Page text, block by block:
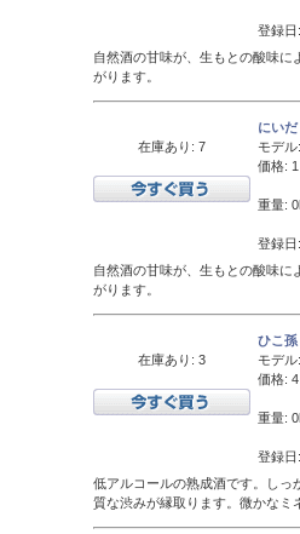
登録
自然酒の甘味が、生もとの酸味
がります。
在庫あり: 7
にい
モデル:
価格:
重量:
登録
自然酒の甘味が、生もとの酸味
がります。
在庫あり: 3
ひこ
モデル:
価格:
重量:
登録
低アルコールの熟成酒です。しっ
質な渋みが縁取ります。微かなミ